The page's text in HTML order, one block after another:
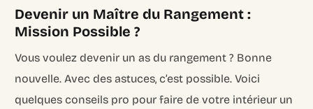
Devenir un Maître du Rangement :
Mission Possible ?
Vous voulez devenir un as du rangement ? Bonne
nouvelle. Avec des astuces, c’est possible. Voici
quelques conseils pro pour faire de votre intérieur un